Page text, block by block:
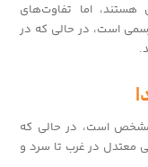
هستند، اما تفاوت‌های
است، در حالی که در
مشخص است، در حالی که
معتدل در غرب تا سرد و